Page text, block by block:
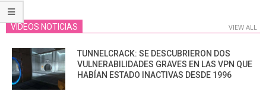
VIDEOS NOTICIAS VIEW ALL
TUNNELCRACK: SE DESCUBRIERON DOS
VULNERABILIDADES GRAVES EN LAS VPN QUE
HABÍAN ESTADO INACTIVAS DESDE 1996